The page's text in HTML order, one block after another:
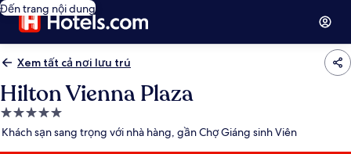
Đến trang nội dung
Xem tất cả nơi lưu trú
Hilton Vienna Plaza
Nơi
lưu
Khách sạn sang trọng với nhà hàng, gần Chợ Giáng sinh Viên